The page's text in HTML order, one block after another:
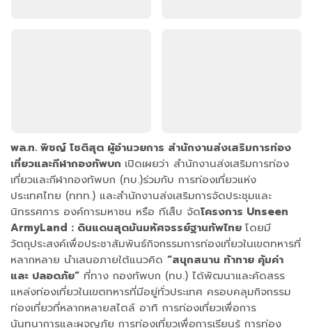
พล.ท. พิชญ์ โชติสุต ผู้อำนวยการ สำนักงานส่งเสริมการท่อง
เที่ยวและกีฬากองทัพบก เปิดเผยว่า สำนักงานส่งเสริมการท่อง
เที่ยวและกีฬากองทัพบก (ทบ.)​ร่วมกับ การท่องเที่ยวแห่ง
ประเทศไทย (ททท.) และสำนักงานส่งเสริมการจัดประชุมและ
นิทรรศการ องค์การมหาชน หรือ ทีเส็บ​ จัดโครงการ Unseen
ArmyLand : ดินแดนสุดมันมหัศจรรย์ฐานทัพไทย โดยมี
วัตถุประสงค์เพื่อประชาสัมพันธ์กิจกรรมการท่องเที่ยวในเขตทหารที่
หลากหลาย นำเสนอภายใต้แนวคิด “สนุกสนาน ท้าทาย คุ้มค่า
และ ปลอดภัย” ที่ทาง กองทัพบก (ทบ.) ได้พัฒนาและคัดสรร
แหล่งท่องเที่ยวในเขตทหารที่มีอยู่ทั่วประเทศ ครอบคลุมกิจกรรม
ท่องเที่ยวที่หลากหลายสไตล์ อาทิ การท่องเที่ยวเพื่อการ
นันทนาการและผจญภัย การท่องเที่ยวเพื่อการเรียนรู้ การท่อง